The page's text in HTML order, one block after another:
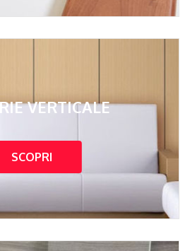
VERTICALE
SCOPRI